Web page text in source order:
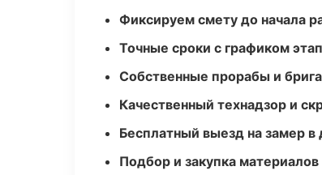
Фиксируем смету до начала
Точные сроки с графиком
Собственные прорабы и
Качественный технадзор и
Бесплатный выезд на замер
Подбор и закупка